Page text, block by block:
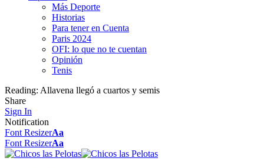
Más Deporte
Historias
Para tener en Cuenta
Paris 2024
OFI: lo que no te cuentan
Opinión
Tenis
Reading: Allavena llegó a cuartos y semis
Share
Sign In
Notification
Font ResizerAa
Font ResizerAa